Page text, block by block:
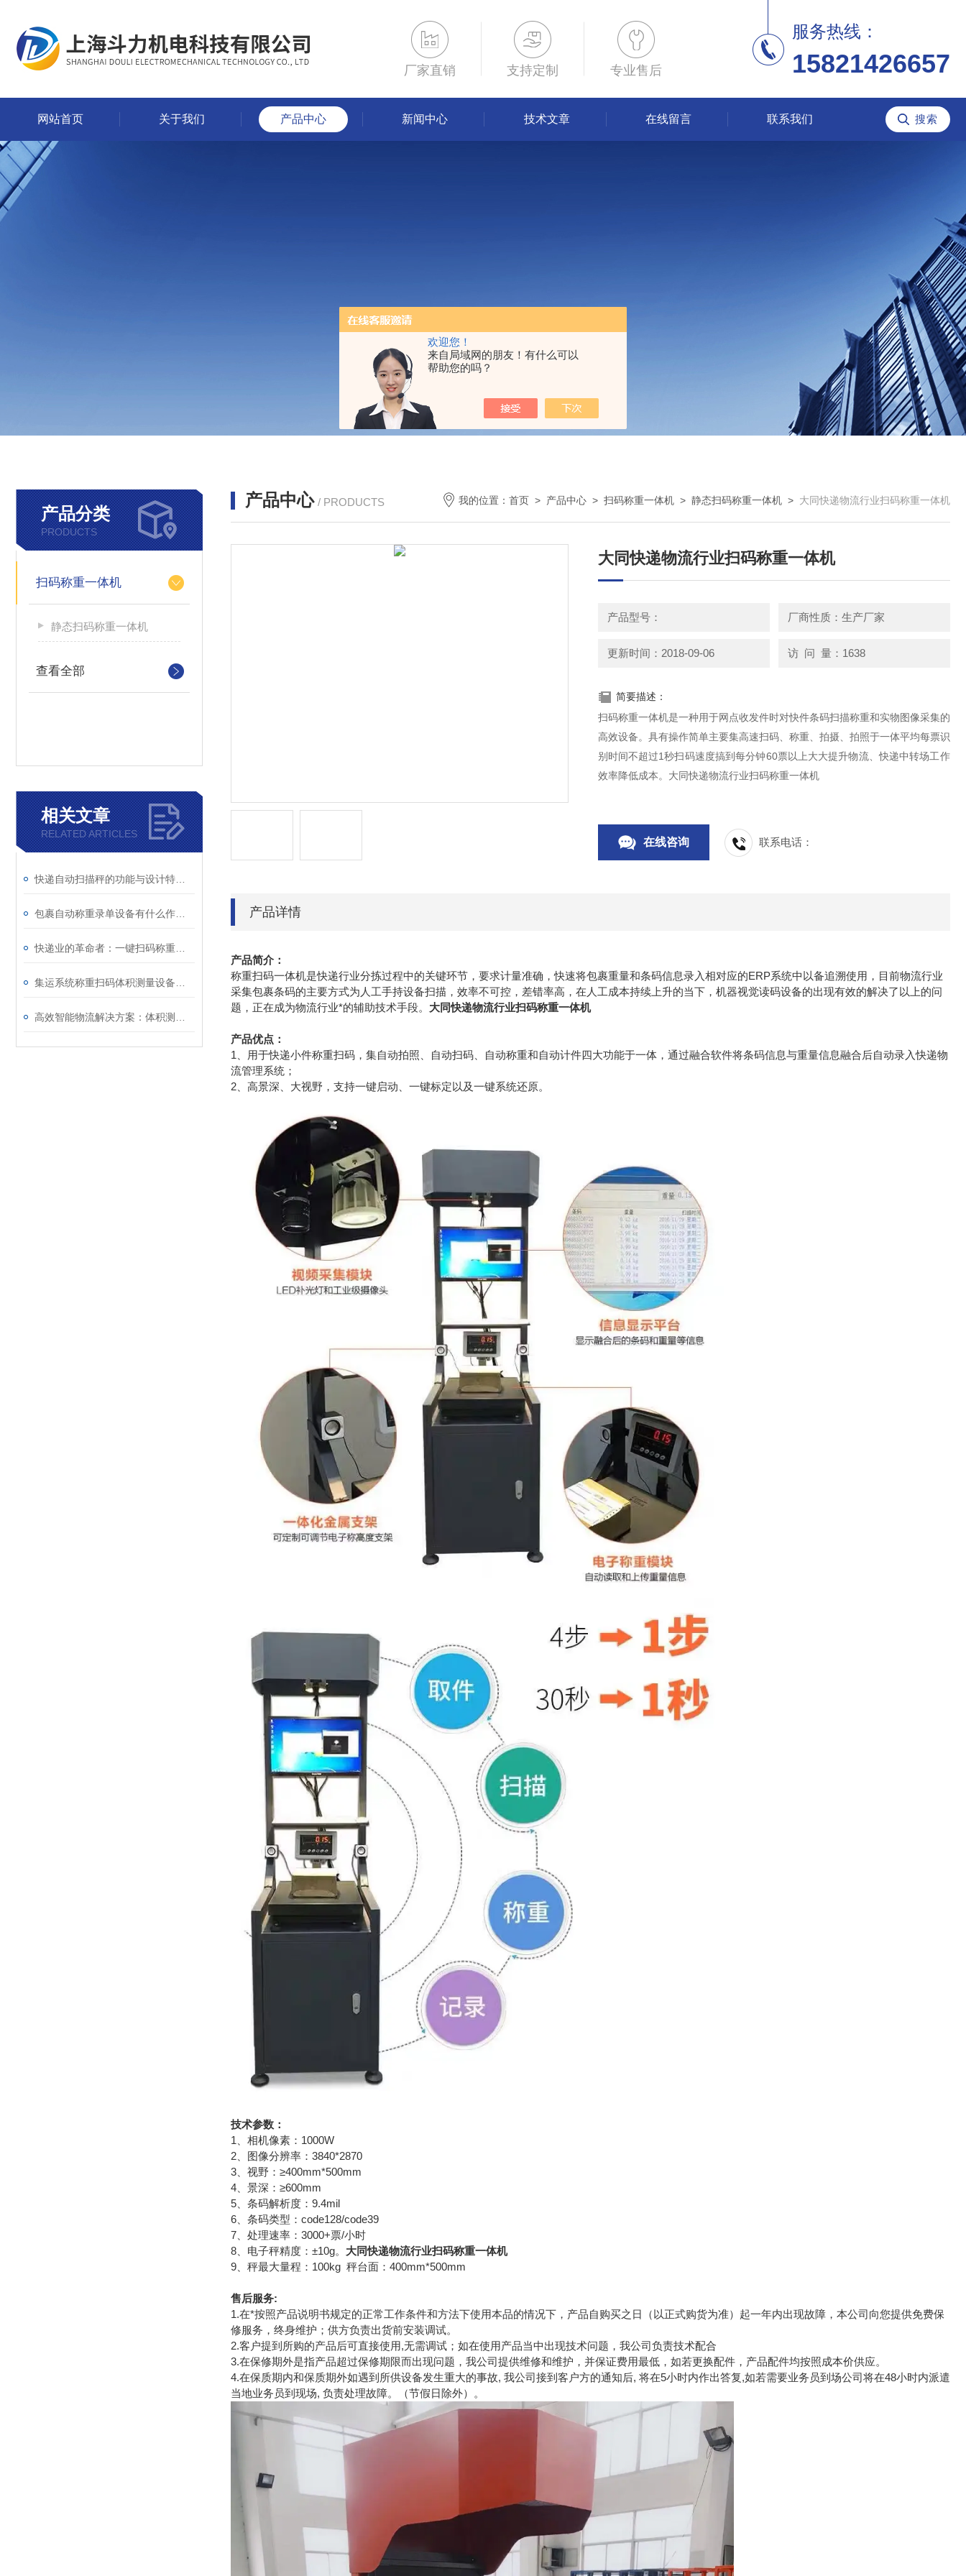
欢迎您！
来自局域网的朋友！有什么可以
帮助您的吗？
厂家直销 支持定制 专业售后
服务热线：
15821426657
网站首页 关于我们 产品中心 新闻中心 技术文章 在线留言 联系我们
产品分类
PRODUCTS
扫码称重一体机
静态扫码称重一体机
查看全部
相关文章
RELATED ARTICLES
产品中心 / PRODUCTS 我的位置： 首页 > 产品中心 > 扫码称重一体机 > 静态扫码称重一体机 > 大同快递物流行业扫码称重一体机
大同快递物流行业扫码称重一体机
产品型号： 厂商性质：生产厂家
更新时间：2018-09-06 访 问 量：1638
简要描述：
扫码称重一体机是一种用于网点收发件时对快件条码扫描称重和实物图像采集的
高效设备。具有操作简单主要集高速扫码、称重、拍摄、拍照于一体平均每票识
别时间不超过1秒扫码速度搞到每分钟60票以上大大提升物流、快递中转场工作
效率降低成本。大同快递物流行业扫码称重一体机
在线咨询 联系电话：
产品详情
产品简介：
称重扫码一体机是快递行业分拣过程中的关键环节，要求计量准确，快速将包裹重量和条码信息录入相对应的ERP系统中以备追溯使用，目前物流行业
采集包裹条码的主要方式为人工手持设备扫描，效率不可控，差错率高，在人工成本持续上升的当下，机器视觉读码设备的出现有效的解决了以上的问
题，正在成为物流行业*的辅助技术手段。 大同快递物流行业扫码称重一体机
产品优点：
1、用于快递小件称重扫码，集自动拍照、自动扫码、自动称重和自动计件四大功能于一体，通过融合软件将条码信息与重量信息融合后自动录入快递物
流管理系统；
2、高景深、大视野，支持一键启动、一键标定以及一键系统还原。
技术参数：
1、相机像素：1000W
2、图像分辨率：3840*2870
3、视野：≥400mm*500mm
4、景深：≥600mm
5、条码解析度：9.4mil
6、条码类型：code128/code39
7、处理速率：3000+票/小时
8、电子秤精度：±10g。 大同快递物流行业扫码称重一体机
9、秤最大量程：100kg 秤台面：400mm*500mm
售后服务:
1.在*按照产品说明书规定的正常工作条件和方法下使用本品的情况下，产品自购买之日（以正式购货为准）起一年内出现故障，本公司向您提供免费保
修服务，终身维护；供方负责出货前安装调试。
2.客户提到所购的产品后可直接使用,无需调试；如在使用产品当中出现技术问题，我公司负责技术配合
3.在保修期外是指产品超过保修期限而出现问题，我公司提供维修和维护，并保证费用最低，如若更换配件，产品配件均按照成本价供应。
4.在保质期内和保质期外如遇到所供设备发生重大的事故, 我公司接到客户方的通知后, 将在5小时内作出答复,如若需要业务员到场公司将在48小时内派遣
当地业务员到现场, 负责处理故障。（节假日除外）。